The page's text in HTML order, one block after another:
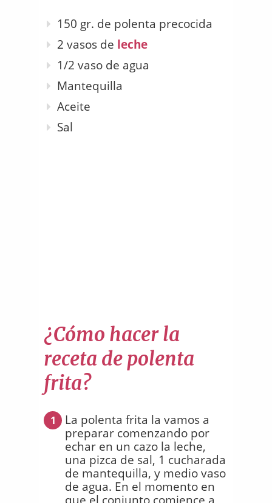
150 gr. de polenta precocida
2 vasos de leche
1/2 vaso de agua
Mantequilla
Aceite
Sal
¿Cómo hacer la
receta de polenta
frita?
1
La polenta frita la vamos a
preparar comenzando por
echar en un cazo la leche,
una pizca de sal, 1 cucharada
de mantequilla, y medio vaso
de agua. En el momento en